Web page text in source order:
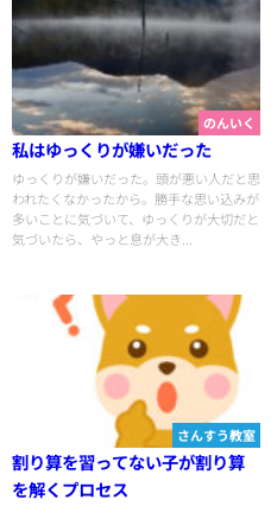
のんいく
私はゆっくりが嫌いだった
ゆっくりが嫌いだった。頭が悪い人だと思
われたくなかったから。勝手な思い込みが
多いことに気づいて、ゆっくりが大切だと
気づいたら、やっと息が大き...
さんすう教室
割り算を習ってない子が割り算
を解くプロセス